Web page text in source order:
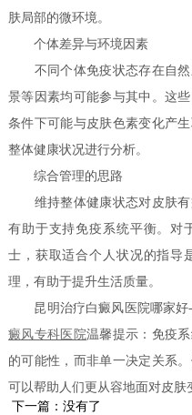
肤局部的微环境。
个体差异与环境因素
不同个体免疫状态存在自然
景等因素均可能参与其中。这
条件下可能与皮肤色素变化产
整体健康状况进行分析。
综合管理的思路
维持整体健康状态对皮肤有
有助于支持免疫系统平衡。对
士，获取适合个人状况的指导
理，有助于提升生活质量。
昆明治疗白癜风医院哪家好-
癜风专科医院温馨提示：免疫
的可能性，而非单一决定关系
可以帮助人们更从容地面对皮肤
下一篇：没有了